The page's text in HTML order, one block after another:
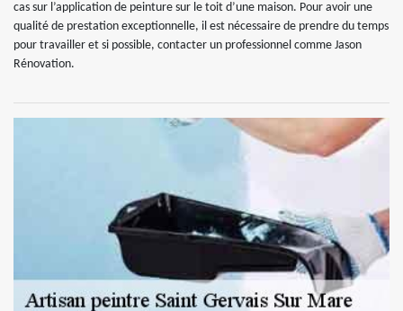
cas sur l’application de peinture sur le toit d’une maison. Pour avoir une
qualité de prestation exceptionnelle, il est nécessaire de prendre du temps
pour travailler et si possible, contacter un professionnel comme Jason
Rénovation.